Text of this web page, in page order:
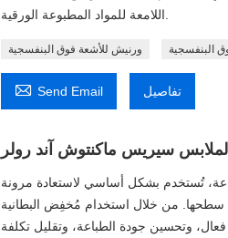
ورنيش للأشعة فوق البنفسجية البنفسجية
 Send Email تفاصيل
سيريس ماكنتوش آند رولر
تُستخدم بشكل أساسي لاستعادة مرونة
سطحها. من خلال استخدام مُخفِض البطانية
وتحسين جودة الطباعة، وتقليل تكلفة